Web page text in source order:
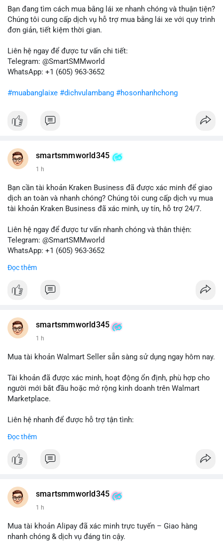
bán ngắn hạn có thể xuất hiện, gây biến động giá. Ngược lại,
nếu chuyển sang ví lạnh, tín hiệu này cho thấy niềm tin nắm giữ
của nhà đầu tư lớn vẫn còn vững chắc.
Lời khuyên cho nhà đầu tư nhỏ lẻ: Theo dõi sát các giao dịch
tiếp theo từ địa chỉ này để xác định điểm đến của dòng tiền.
Tránh hành động theo cảm xúc; hãy dựa trên dữ liệu xác nhận
tăng.
Bạn đang tìm cách mua bằng lái xe nhanh chóng và thuận tiện?
Chúng tôi cung cấp dịch vụ hỗ trợ mua bằng lái xe với quy trình
đơn giản, tiết kiệm thời gian.
Liên hệ ngay để được tư vấn chi tiết:
Telegram: @SmartSMMworld
WhatsApp: +1 (605) 963-3652
#muabanglaixe #dichvulambang #hosonhanhchong
smartsmmworld345
1 h
Bạn cần tài khoản Kraken Business đã được xác minh để giao
dịch an toàn và nhanh chóng? Chúng tôi cung cấp dịch vụ mua
tài khoản Kraken Business đã xác minh, uy tín, hỗ trợ 24/7.
Liên hệ ngay để được tư vấn nhanh chóng và thân thiện:
Telegram: @SmartSMMworld
WhatsApp: +1 (605) 963-3652
#buyverifiedkrakenbusinessaccounts
Đọc thêm
smartsmmworld345
1 h
Mua tài khoản Walmart Seller sẵn sàng sử dụng ngay hôm nay.
Tài khoản đã được xác minh, hoạt động ổn định, phù hợp cho
người mới bắt đầu hoặc mở rộng kinh doanh trên Walmart
Marketplace.
Liên hệ nhanh để được hỗ trợ tận tình:
WhatsApp: +1 (605) 963-3652
#buywalmartselleraccounts
Đọc thêm
smartsmmworld345
1 h
Mua tài khoản Alipay đã xác minh trực tuyến – Giao hàng
nhanh chóng & dịch vụ đáng tin cậy.